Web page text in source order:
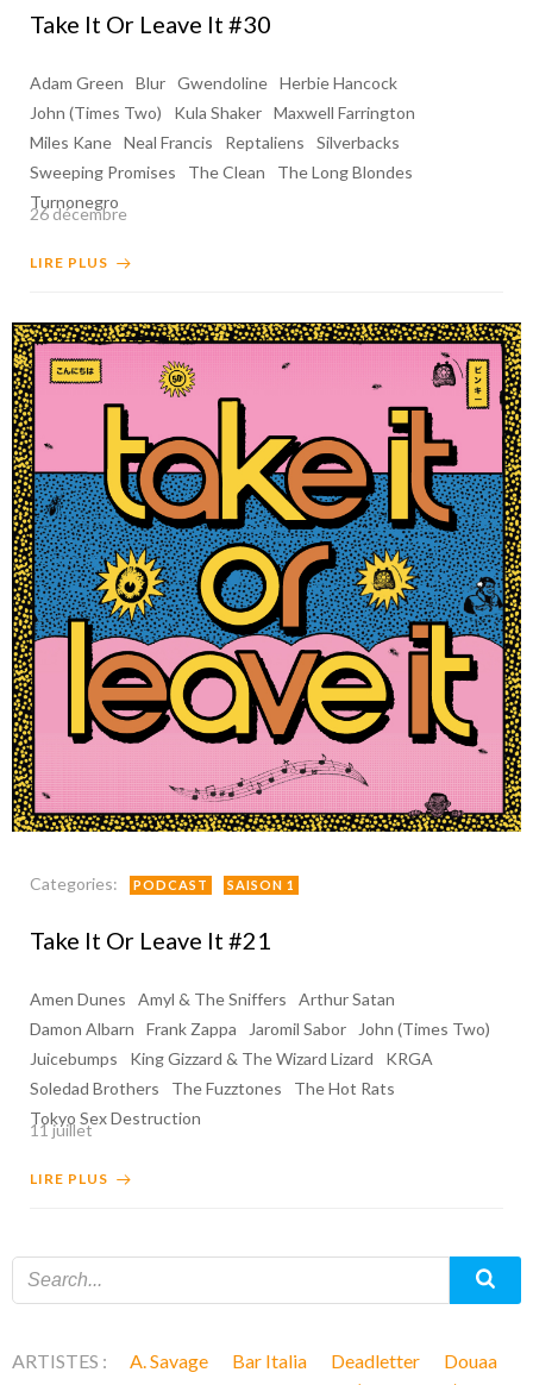
Take It Or Leave It #30
Adam Green Blur Gwendoline Herbie Hancock
John (Times Two)
Kula Shaker Maxwell Farrington
Miles Kane Neal Francis Reptaliens
Silverbacks
Sweeping Promises
The Clean
The Long Blondes
Turnonegro
26 décembre
LIRE PLUS
Categories: PODCAST SAISON 1
Take It Or Leave It #21
Amen Dunes Amyl & The Sniffers
Arthur Satan
Damon Albarn
Frank Zappa Jaromil Sabor
John (Times Two)
Juicebumps
King Gizzard & The Wizard Lizard
KRGA
Soledad Brothers
The Fuzztones
The Hot Rats
Tokyo Sex Destruction
11 juillet
LIRE PLUS
ARTISTES : A. Savage Bar Italia Deadletter
Douaa